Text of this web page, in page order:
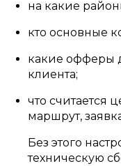
на какие
кто основные
какие офферы
клиента;
что считается
маршрут,
Без этого
техническую